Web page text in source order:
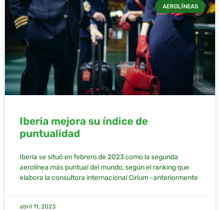
AEROLÍNEAS
Iberia mejora su índice de
puntualidad
Iberia se situó en febrero de 2023 como la segunda
aerolínea más puntual del mundo, según el ranking que
elabora la consultora internacional Cirium -anteriormente
abril 11, 2023